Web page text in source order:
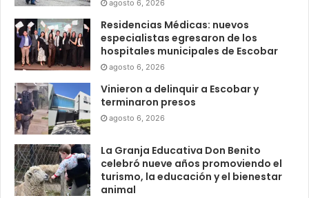
agosto 6, 2026
Residencias Médicas: nuevos
especialistas egresaron de los
hospitales municipales de Escobar
agosto 6, 2026
Vinieron a delinquir a Escobar y
terminaron presos
agosto 6, 2026
La Granja Educativa Don Benito
celebró nueve años promoviendo el
turismo, la educación y el bienestar
animal